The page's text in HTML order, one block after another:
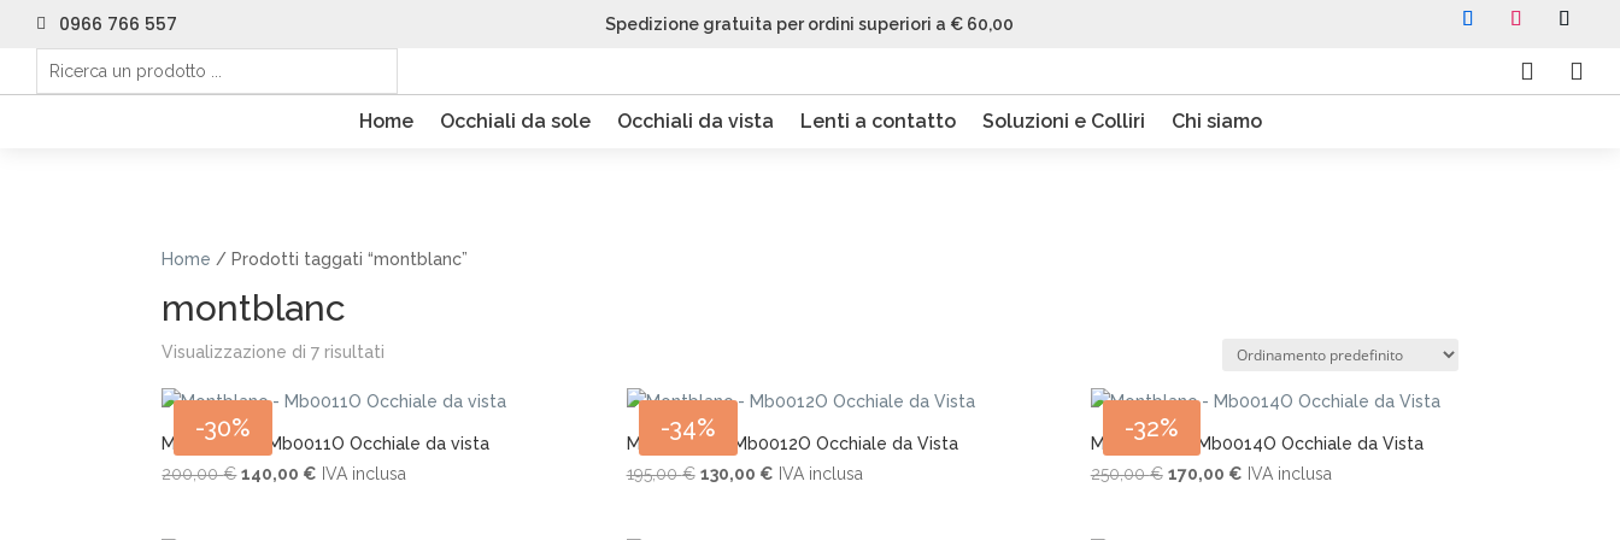
 0966 766 557 Spedizione gratuita per ordini superiori a € 60,00
 
Home Occhiali da sole Occhiali da vista Lenti a contatto Soluzioni e Colliri Chi siamo
Home / Prodotti taggati “montblanc”
montblanc
Visualizzazione di 7 risultati
-30%
Montblanc – Mb0011O Occhiale da vista
200,00€ Il
140,00 € IlIVA inclusa
-34%
Montblanc – Mb0012O Occhiale da Vista
195,00€ Il
130,00 €IlIVA inclusa
-32%
Montblanc – Mb0014O Occhiale da Vista
250,00€ Il
170,00 €IlIVA inclusa